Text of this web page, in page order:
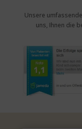
Unsere
uns, Ihnen die